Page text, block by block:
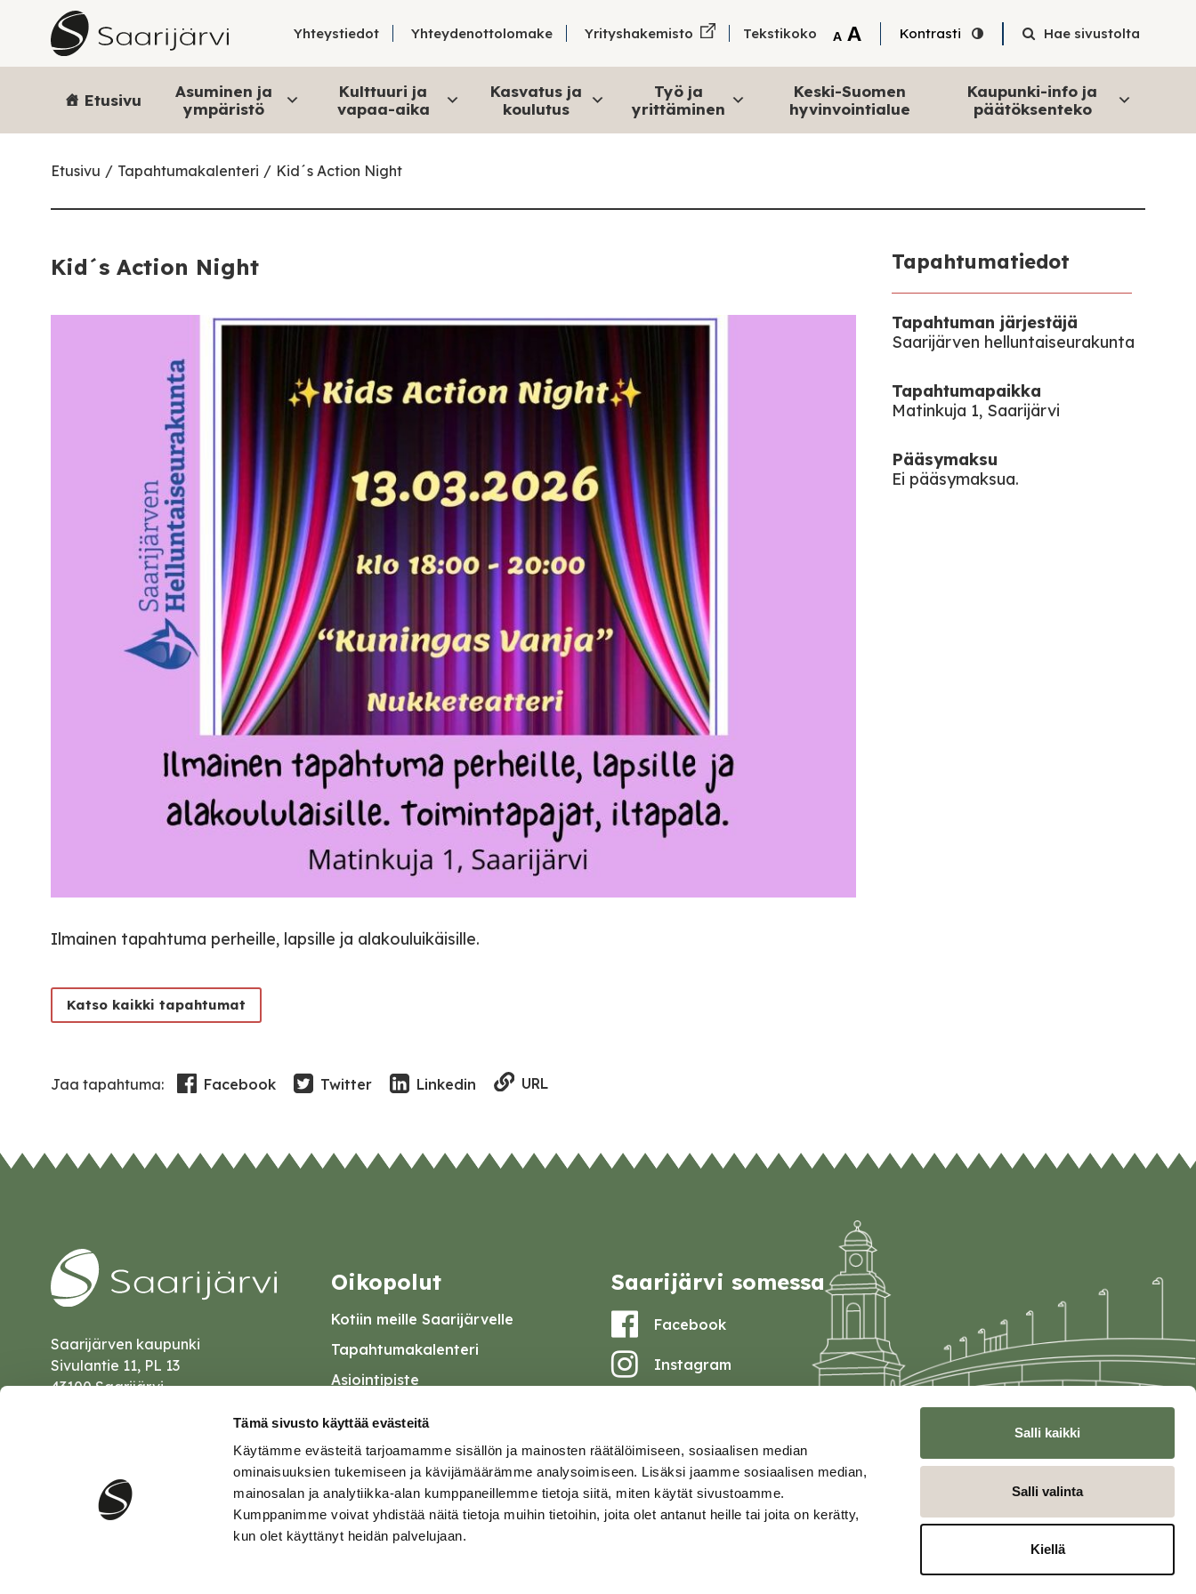
Tämä sivusto käyttää evästeitä
Käytämme evästeitä tarjoamamme sisällön ja mainosten räätälöimiseen, sosiaalisen median
ominaisuuksien tukemiseen ja kävijämäärämme analysoimiseen. Lisäksi jaamme sosiaalisen median,
mainosalan ja analytiikka-alan kumppaneillemme tietoja siitä, miten käytät sivustoamme.
Kumppanimme voivat yhdistää näitä tietoja muihin tietoihin, joita olet antanut heille tai joita on kerätty,
kun olet käyttänyt heidän palvelujaan.
Salli kaikki
Salli valinta
Kiellä
Skip to content
Yhteystiedot Yhteydenottolomake Yrityshakemisto Tekstikoko A Tekstin pienentäminen
A Tekstin suurentaminen
Kontrasti Hae sivustolta
Etusivu
Asuminen ja
ympäristö
Kulttuuri ja
vapaa-aika
Kasvatus ja
koulutus
Työ ja
yrittäminen
Keski-Suomen
hyvinvointialue
Kaupunki-info ja
päätöksenteko
Etusivu Tapahtumakalenteri Kid´s Action Night
Kid´s Action Night
Ilmainen tapahtuma perheille, lapsille ja alakouluikäisille.
Tapahtumatiedot
Tapahtuman järjestäjä
Saarijärven helluntaiseurakunta
Tapahtumapaikka
Matinkuja 1, Saarijärvi
Pääsymaksu
Ei pääsymaksua.
Katso kaikki tapahtumat
Jaa tapahtuma: Facebook Twitter Linkedin URL
Saarijärven kaupunki
Sivulantie 11, PL 13
43100 Saarijärvi
Oikopolut
Kotiin meille Saarijärvelle
Tapahtumakalenteri
Asiointipiste
Palautelomake
Saavutettavuusseloste
Tietosuoja
Saarijärvi somessa
Facebook
Instagram